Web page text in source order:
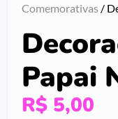
Comemorativas /
Papai
R$ 5,00